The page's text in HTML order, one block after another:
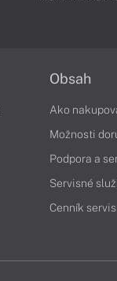
Obsah
Ako
Možnosti
Podpora a
Servisné
Cenník